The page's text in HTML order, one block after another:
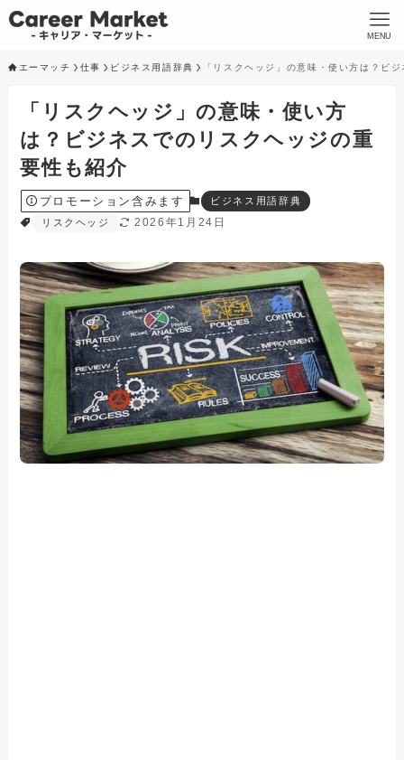
MENU
エーマッチ 仕事 ビジネス用語辞典 「リスクヘッジ」の意味・使い方は？ビ
「リスクヘッジ」の意味・使い方
は？ビジネスでのリスクヘッジの重
要性も紹介
プロモーション含みます
ビジネス用語辞典
リスクヘッジ
2026年1月24日